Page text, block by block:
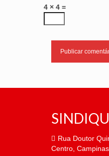
4 × 4 =
Rua Doutor
Centro,